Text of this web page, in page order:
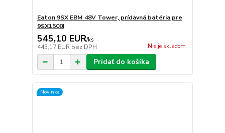
Eaton 9SX EBM 48V Tower, prídavná batéria pre
9SX1500I
545,10 EUR/ks
443,17 EUR bez DPH Nie je skladom
Pridať do košíka
Novinka